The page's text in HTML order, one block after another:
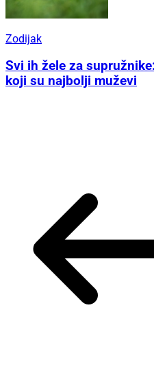
Zodijak
Svi ih žele za
koji su najbolji muževi